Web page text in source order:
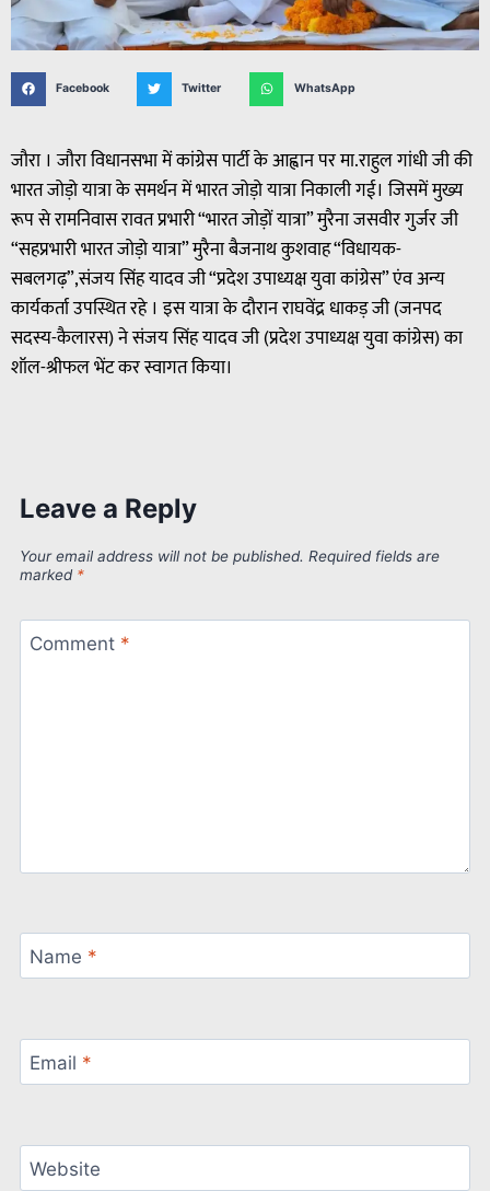
Facebook Twitter WhatsApp
जौरा । जौरा विधानसभा में कांग्रेस पार्टी के आह्वान पर मा.राहुल गांधी जी की
भारत जोड़ो यात्रा के समर्थन में भारत जोड़ो यात्रा निकाली गई। जिसमें मुख्य
रूप से रामनिवास रावत प्रभारी “भारत जोड़ों यात्रा” मुरैना जसवीर गुर्जर जी
“सहप्रभारी भारत जोड़ो यात्रा” मुरैना बैजनाथ कुशवाह “विधायक-
सबलगढ़”,संजय सिंह यादव जी “प्रदेश उपाध्यक्ष युवा कांग्रेस” एंव अन्य
कार्यकर्ता उपस्थित रहे । इस यात्रा के दौरान राघवेंद्र धाकड़ जी (जनपद
सदस्य-कैलारस) ने संजय सिंह यादव जी (प्रदेश उपाध्यक्ष युवा कांग्रेस) का
शॉल-श्रीफल भेंट कर स्वागत किया।
Leave a Reply
Your email address will not be published. Required fields are
marked *
Comment *
Name *
Email *
Website